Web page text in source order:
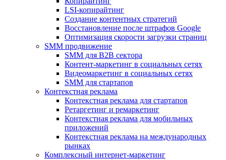
LSI-копирайтинг
Создание контентных стратегий
Восстановление после штрафов Google
Оптимизация скорости загрузки страниц
SMM продвижение
SMM для B2B сектора
Контент-маркетинг в социальных сетях
Видеомаркетинг в социальных сетях
SMM для стартапов
Контекстная реклама
Контекстная реклама для стартапов
Ретаргетинг и ремаркетинг
Контекстная реклама для мобильных
приложений
Контекстная реклама на международных
рынках
Комплексный интернет-маркетинг